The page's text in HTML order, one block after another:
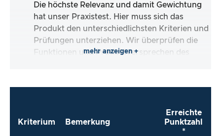
Die höchste Relevanz und damit Gewichtung
hat unser Praxistest. Hier muss sich das
Produkt den unterschiedlichsten Kriterien und
Prüfungen unterziehen. Wir überprüfen die
Funktionen und Produktversprechen des
mehr anzeigen +
Kriterium Bemerkung
Erreichte
Punktzahl
*